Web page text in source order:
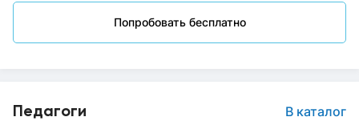
Попробовать бесплатно
Педагоги В каталог